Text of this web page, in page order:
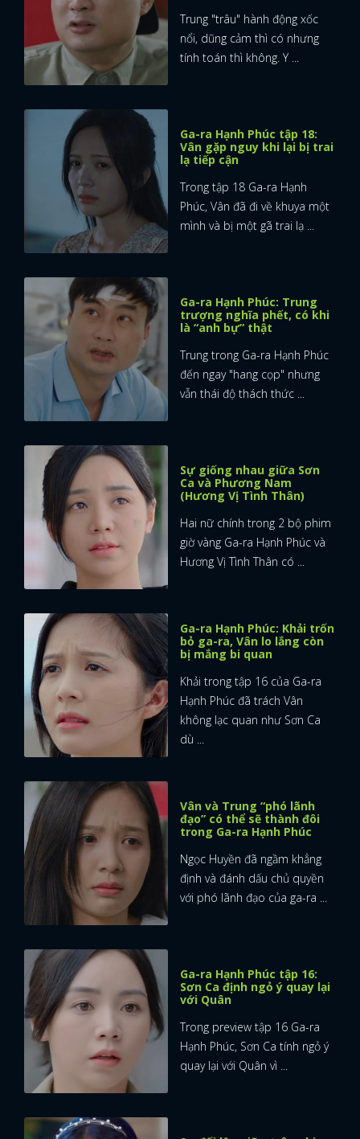
ĐĂNG NHẬP
Trung "trâu" hành động xốc
nổi, dũng cảm thì có nhưng
tính toán thì không. Y ...
Ga-ra Hạnh Phúc tập 18:
Vân gặp nguy khi lại bị trai
lạ tiếp cận
Trong tập 18 Ga-ra Hạnh
Phúc, Vân đã đi về khuya một
mình và bị một gã trai lạ ...
Ga-ra Hạnh Phúc: Trung
trượng nghĩa phết, có khi
là “anh bự” thật
Trung trong Ga-ra Hạnh Phúc
đến ngay "hang cọp" nhưng
vẫn thái độ thách thức ...
Sự giống nhau giữa Sơn
Ca và Phương Nam
(Hương Vị Tình Thân)
Hai nữ chính trong 2 bộ phim
giờ vàng Ga-ra Hạnh Phúc và
Hương Vị Tình Thân có ...
Ga-ra Hạnh Phúc: Khải trốn
bỏ ga-ra, Vân lo lắng còn
bị mắng bi quan
Khải trong tập 16 của Ga-ra
Hạnh Phúc đã trách Vân
không lạc quan như Sơn Ca
dù ...
Vân và Trung “phó lãnh
đạo” có thể sẽ thành đôi
trong Ga-ra Hạnh Phúc
Ngọc Huyền đã ngầm khẳng
định và đánh dấu chủ quyền
với phó lãnh đạo của ga-ra ...
Ga-ra Hạnh Phúc tập 16:
Sơn Ca định ngỏ ý quay lại
với Quân
Trong preview tập 16 Ga-ra
Hạnh Phúc, Sơn Ca tính ngỏ ý
quay lại với Quân vì ...